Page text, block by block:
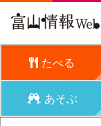
たべる
あそぶ